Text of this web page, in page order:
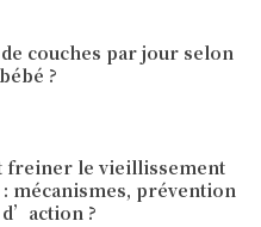
couches par jour selon
?
freiner le vieillissement
mécanismes, prévention
?